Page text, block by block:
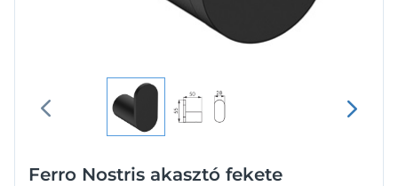
Ferro Nostris akasztó fekete